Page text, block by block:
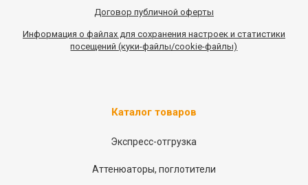
Договор публичной оферты
Информация о файлах для сохранения настроек и статистики
посещений (куки-файлы/cookie-файлы)
Каталог товаров
Экспресс-отгрузка
Аттенюаторы, поглотители